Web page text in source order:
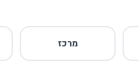
מרכז